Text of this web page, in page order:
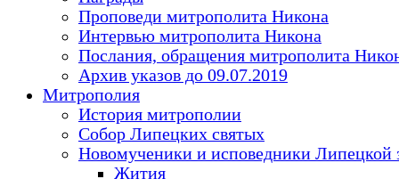
Проповеди митрополита Никона
Интервью митрополита Никона
Послания, обращения митрополита
Архив указов до 09.07.2019
Митрополия
История митрополии
Собор Липецких святых
Новомученики и исповедники Липецкой
Жития